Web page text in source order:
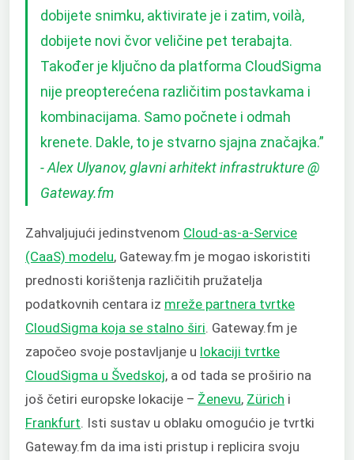
dobijete snimku, aktivirate je i zatim, voilà,
dobijete novi čvor veličine pet terabajta.
Također je ključno da platforma CloudSigma
nije preopterećena različitim postavkama i
kombinacijama. Samo počnete i odmah
krenete. Dakle, to je stvarno sjajna značajka.”
- Alex Ulyanov, glavni arhitekt infrastrukture @
Gateway.fm
Zahvaljujući jedinstvenom Cloud-as-a-Service
(CaaS) modelu, Gateway.fm je mogao iskoristiti
prednosti korištenja različitih pružatelja
podatkovnih centara iz mreže partnera tvrtke
CloudSigma koja se stalno širi. Gateway.fm je
započeo svoje postavljanje u lokaciji tvrtke
CloudSigma u Švedskoj, a od tada se proširio na
još četiri europske lokacije – Ženevu, Zürich i
Frankfurt. Isti sustav u oblaku omogućio je tvrtki
Gateway.fm da ima isti pristup i replicira svoju